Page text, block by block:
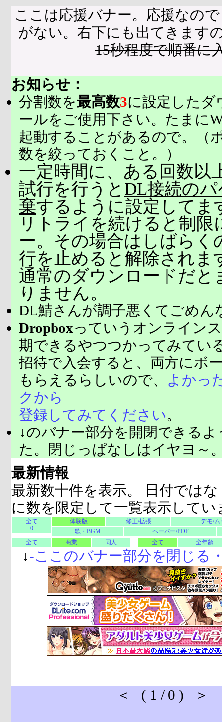
ここは応援バナー。応援なの
がない。右下にも出てきます
15秒程度で順番に
お知らせ：
分割数を最高数3に設定したダ
ールをご使用下さい。たまに
起動することがあるので。（
数を絞っておくこと。）
一定時間に、ある回数以
試行を行うと DL接続の
棄するように設定してま
リトライを続けると制限
ー。その場合はしばらく
行を止めると解除されま
通常のダウンロードだと
りません。
DL鯖さんが調子悪くてごめん
Dropboxっていうオンライン
期できるやつつかってみてい
招待で入会すると、両方にボ
もらえるらしいので、
よかっ
クから
登録してみてください。
↓のバナー部分を開閉できる
た。閉じっぱなしはイヤヨ～
最新情報
最新数十件を表示。 日付では
に数を限定して一覧表示してい
全て
0
体験版 修正/拡張
デモ/ム
歌・BGM
ペーパー/PDF
全て
商業 同人 全て 全年齢
↓-ここのバナー部分を閉じる
＜ ( 1 / 0 ) ＞